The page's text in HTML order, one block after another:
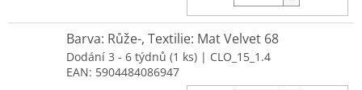
Barva: Růže-, Textilie: Mat Velvet 68
Dodání 3 - 6 týdnů (1 ks) | CLO_15_1.4
EAN: 5904484086947